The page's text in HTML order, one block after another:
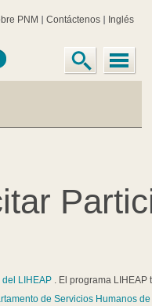
PNM Contáctenos Inglés
LIHEAP. El programa LIHEAP
de Servicios Humanos